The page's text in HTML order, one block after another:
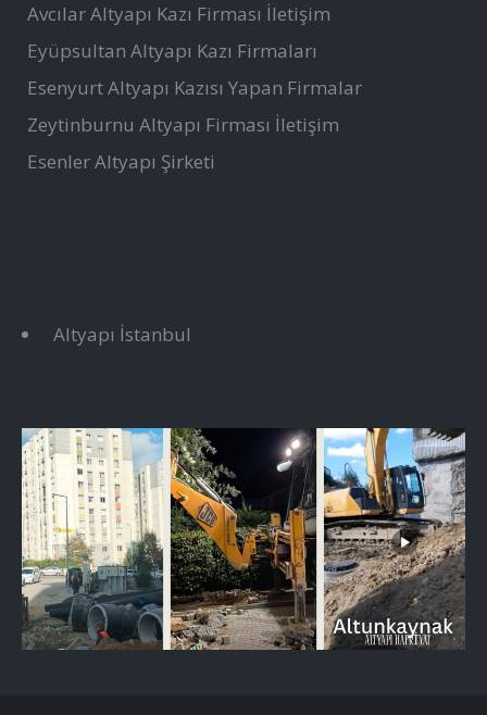
Avcılar Altyapı Kazı Firması İletişim
Eyüpsultan Altyapı Kazı Firmaları
Esenyurt Altyapı Kazısı Yapan Firmalar
Zeytinburnu Altyapı Firması İletişim
Esenler Altyapı Şirketi
Altyapı İstanbul